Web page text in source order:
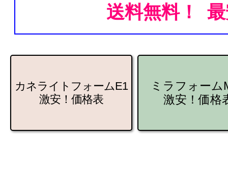
送料無料！
カネライトフォームE1
激安！価格表
ミラフォーム
激安！価格